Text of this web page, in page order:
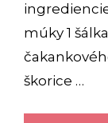
múky 1
škorice …